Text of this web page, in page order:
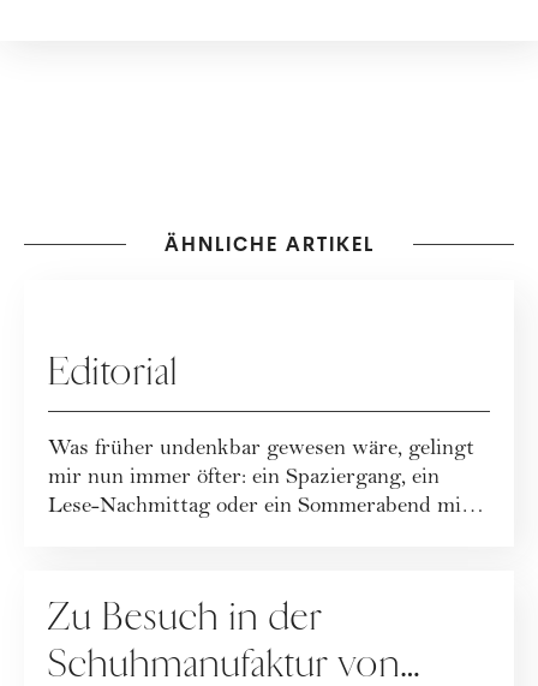
ÄHNLICHE ARTIKEL
Editorial
Was früher undenkbar gewesen wäre, gelingt
mir nun immer öfter: ein Spaziergang, ein
Lese-Nachmittag oder ein Sommerabend mit
Zu Besuch in der
Schuhmanufaktur von